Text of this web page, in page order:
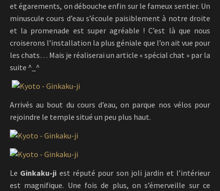
et égarements, on débouche enfin sur le fameux sentier. Un
minuscule cours d’eau s’écoule paisiblement à notre droite
et la promenade est super agréable ! C’est là que nous
croiserons l’installation la plus géniale que l’on ait vue pour
les chats… Mais je réaliserai un article « spécial chat » par la
suite ^_^
Arrivés au bout du cours d’eau, on parque nos vélos pour
rejoindre le temple situé un peu plus haut.
Le Ginkaku-ji est réputé pour son joli jardin et l’intérieur
est magnifique. Une fois de plus, on s’émerveille sur ce